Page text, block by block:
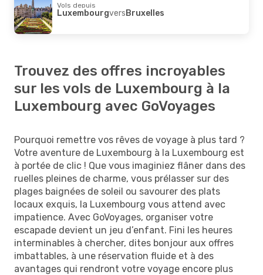
Vols depuis
LuxembourgversBruxelles
Trouvez des offres incroyables
sur les vols de Luxembourg à la
Luxembourg avec GoVoyages
Pourquoi remettre vos rêves de voyage à plus tard ?
Votre aventure de Luxembourg à la Luxembourg est
à portée de clic ! Que vous imaginiez flâner dans des
ruelles pleines de charme, vous prélasser sur des
plages baignées de soleil ou savourer des plats
locaux exquis, la Luxembourg vous attend avec
impatience. Avec GoVoyages, organiser votre
escapade devient un jeu d’enfant. Fini les heures
interminables à chercher, dites bonjour aux offres
imbattables, à une réservation fluide et à des
avantages qui rendront votre voyage encore plus